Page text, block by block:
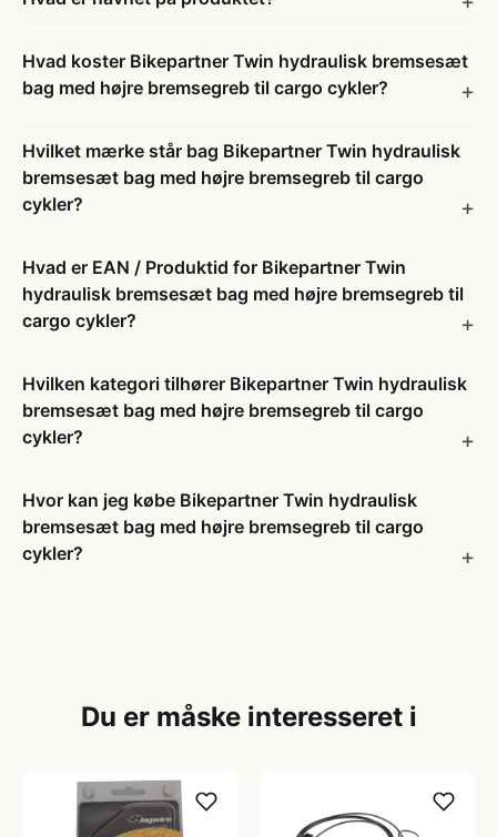
Hvad koster Bikepartner Twin hydraulisk bremsesæt
bag med højre bremsegreb til cargo cykler?
Hvilket mærke står bag Bikepartner Twin hydraulisk
bremsesæt bag med højre bremsegreb til cargo
cykler?
Hvad er EAN / Produktid for Bikepartner Twin
hydraulisk bremsesæt bag med højre bremsegreb til
cargo cykler?
Hvilken kategori tilhører Bikepartner Twin hydraulisk
bremsesæt bag med højre bremsegreb til cargo
cykler?
Hvor kan jeg købe Bikepartner Twin hydraulisk
bremsesæt bag med højre bremsegreb til cargo
cykler?
Du er måske interesseret i